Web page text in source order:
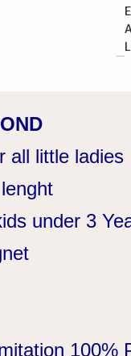
all little ladies
under 3
100%